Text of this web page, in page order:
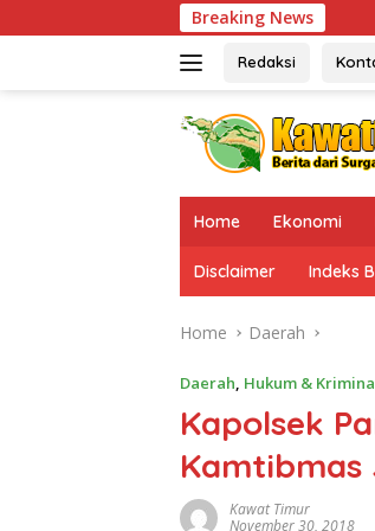
to
Breaking News
Tingkatkan
Redaksi
Home Ekonomi
Disclaimer Indeks
Home Daerah
Daerah, Hukum &
Kapolsek
Kamtibmas
Kawat Timur
November 30, 2018